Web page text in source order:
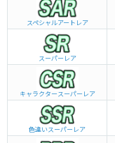
スペシャルアートレア
スーパーレア
キャラクタースーパーレア
色違いスーパーレア